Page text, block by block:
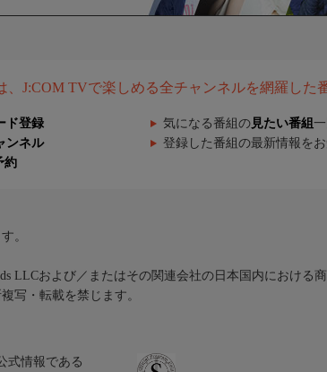
、J:COM TVで楽しめる全チャンネルを網羅した
ド登録 気になる番組の 見たい番組
ンネル 登録した番組の最新情報を
約
。
LLCおよび／またはその関連会社の日本国内における
写・転載を禁じます。
式情報である